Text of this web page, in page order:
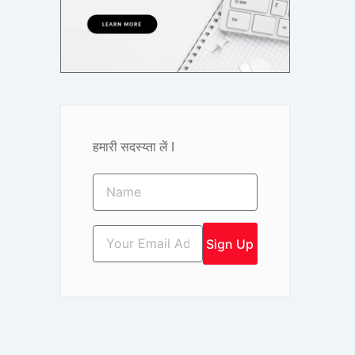
हमारी सदस्य्ता लें I
Name
Email
Sign Up